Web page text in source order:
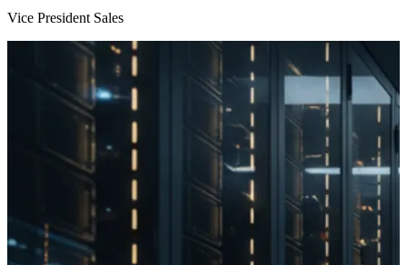
Vice President Sales